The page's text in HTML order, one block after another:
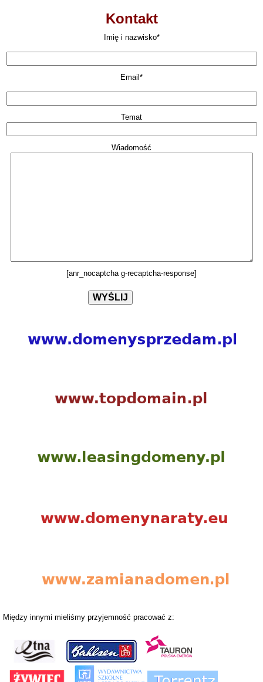
Kontakt
Imię i nazwisko*
Email*
Temat
Wiadomość
[anr_nocaptcha g-recaptcha-response]
Między innymi mieliśmy przyjemność pracować z: